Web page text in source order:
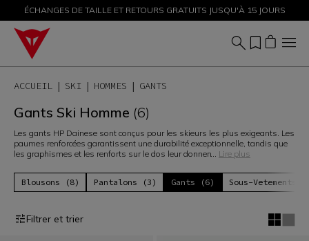
PROMOTIONS JUSQU'À-50 % – ACHETEZ MAINTENANT
ÉCHANGES DE TAILLE ET RETOURS GRATUITS JUSQU'À 15 JOURS
ACCUEIL SKI HOMMES GANTS
Gants Ski Homme (6)
Les gants HP Dainese sont conçus pour les skieurs les plus exigeants. Les
paumes renforcées garantissent une durabilité exceptionnelle, tandis que
les graphismes et les renforts sur le dos leur donnen... Lire plus
Blousons (8) Pantalons (3) Gants (6) Sous-Vetements
Filtrer et trier